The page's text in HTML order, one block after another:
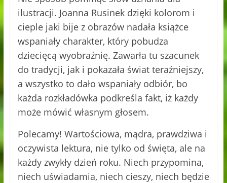
ilustracji. Joanna Rusinek dzięki kolorom i
cieple jaki bije z obrazów nadała książce
wspaniały charakter, który pobudza
dziecięcą wyobraźnię. Zawarła tu szacunek
do tradycji, jak i pokazała świat teraźniejszy,
a wszystko to dało wspaniały odbiór, bo
każda rozkładówka podkreśla fakt, iż każdy
może mówić własnym głosem.
Polecamy! Wartościowa, mądra, prawdziwa i
oczywista lektura, nie tylko od święta, ale na
każdy zwykły dzień roku. Niech przypomina,
niech uświadamia, niech cieszy, niech będzie